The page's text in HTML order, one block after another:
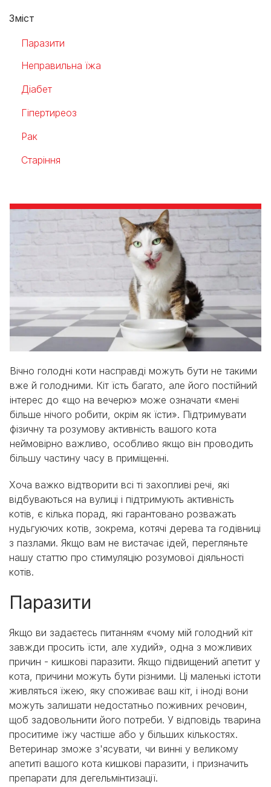
Зміст
Паразити
Неправильна їжа
Діабет
Гіпертиреоз
Рак
Старіння
Вічно голодні коти насправді можуть бути не такими
вже й голодними. Кіт їсть багато, але його постійний
інтерес до «що на вечерю» може означати «мені
більше нічого робити, окрім як їсти». Підтримувати
фізичну та розумову активність вашого кота
неймовірно важливо, особливо якщо він проводить
більшу частину часу в приміщенні.
Хоча важко відтворити всі ті захопливі речі, які
відбуваються на вулиці і підтримують активність
котів, є кілька порад, які гарантовано розважать
нудьгуючих котів, зокрема, котячі дерева та годівниці
з пазлами. Якщо вам не вистачає ідей, перегляньте
нашу статтю про стимуляцію розумової діяльності
котів.
Паразити
Якщо ви задаєтесь питанням «чому мій голодний кіт
завжди просить їсти, але худий», одна з можливих
причин - кишкові паразити. Якщо підвищений апетит у
кота, причини можуть бути різними. Ці маленькі істоти
живляться їжею, яку споживає ваш кіт, і іноді вони
можуть залишати недостатньо поживних речовин,
щоб задовольнити його потреби. У відповідь тварина
проситиме їжу частіше або у більших кількостях.
Ветеринар зможе з'ясувати, чи винні у великому
апетиті вашого кота кишкові паразити, і призначить
препарати для дегельмінтизації.